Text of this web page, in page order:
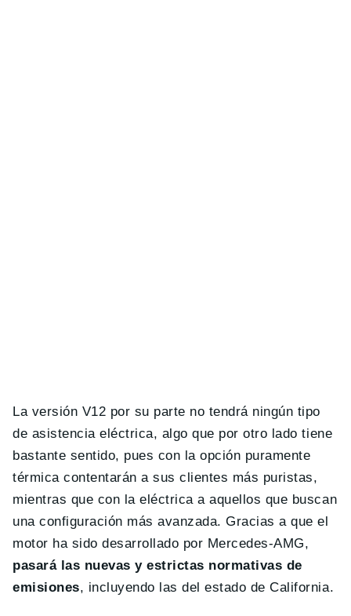
La versión V12 por su parte no tendrá ningún tipo
de asistencia eléctrica, algo que por otro lado tiene
bastante sentido, pues con la opción puramente
térmica contentarán a sus clientes más puristas,
mientras que con la eléctrica a aquellos que buscan
una configuración más avanzada. Gracias a que el
motor ha sido desarrollado por Mercedes-AMG,
pasará las nuevas y estrictas normativas de
emisiones, incluyendo las del estado de California.